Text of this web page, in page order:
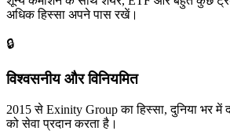
अधिक हिस्सा अपने पास रखें।
🔒
विश्वसनीय और विनियमित
2015 से Exinity Group का हिस्सा, दुनिया भर
को सेवा प्रदान करता है।